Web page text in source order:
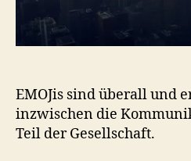
EMOJis sind überall und
inzwischen die
Teil der Gesellschaft.